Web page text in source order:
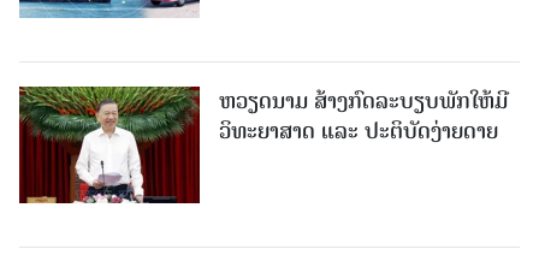
ຫວຽດນາມ ສ້າງກົດລະບຽບພັກໃຫ້ມີ
ວິທະຍາສາດ ແລະ ປະຕິບັດງ່າຍດາຍ